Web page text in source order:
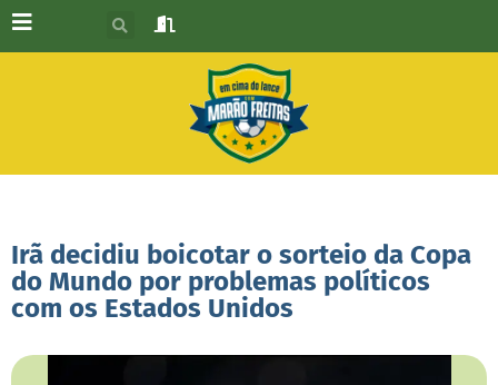
Irã decidiu boicotar o sorteio da Copa
do Mundo por problemas políticos
com os Estados Unidos